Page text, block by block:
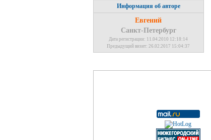
Информация об авторе
Евгений
Санкт-Петербург
Дата регистрации: 11.04.2010 12:18:14
Предыдущий визит: 26.02.2017 15:04:37